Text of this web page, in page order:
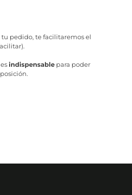
pedido, te facilitaremos el
indispensablepara poder